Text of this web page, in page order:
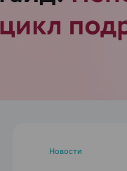
Новости